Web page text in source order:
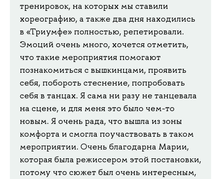
тренировок, на которых мы ставили
хореографию, а также два дня находились
в «Триумфе» полностью, репетировали.
Эмоций очень много, хочется отметить,
что такие мероприятия помогают
познакомиться с вышкинцами, проявить
себя, побороть стеснение, попробовать
себя в танцах. Я сама ни разу не танцевала
на сцене, и для меня это было чем-то
новым. Я очень рада, что вышла из зоны
комфорта и смогла поучаствовать в таком
мероприятии. Очень благодарна Марии,
которая была режиссером этой постановки,
потому что сюжет был очень интересным,